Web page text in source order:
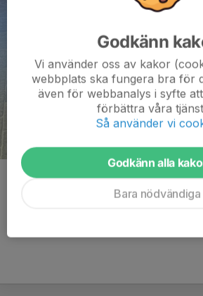
Kommentarer
Godkänn
Vi använder oss av kakor
webbplats ska fungera bra för
även för webbanalys i syfte
förbättra våra
Så använder vi
Godkänn alla
Bara nödvändiga